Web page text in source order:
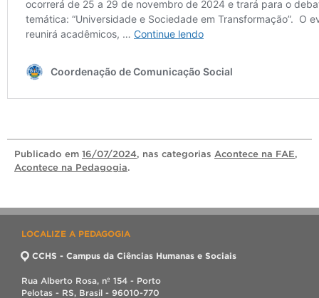
Publicado em 16/07/2024, nas categorias Acontece na FAE,
Acontece na Pedagogia.
LOCALIZE A PEDAGOGIA
CCHS - Campus da Ciências Humanas e Sociais
Rua Alberto Rosa, nº 154 - Porto
Pelotas - RS, Brasil - 96010-770